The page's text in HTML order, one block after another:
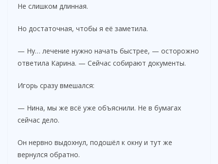
Не слишком длинная.
Но достаточная, чтобы я её заметила.
— Ну… лечение нужно начать быстрее, — осторожно
ответила Карина. — Сейчас собирают документы.
Игорь сразу вмешался:
— Нина, мы же всё уже объяснили. Не в бумагах
сейчас дело.
Он нервно выдохнул, подошёл к окну и тут же
вернулся обратно.